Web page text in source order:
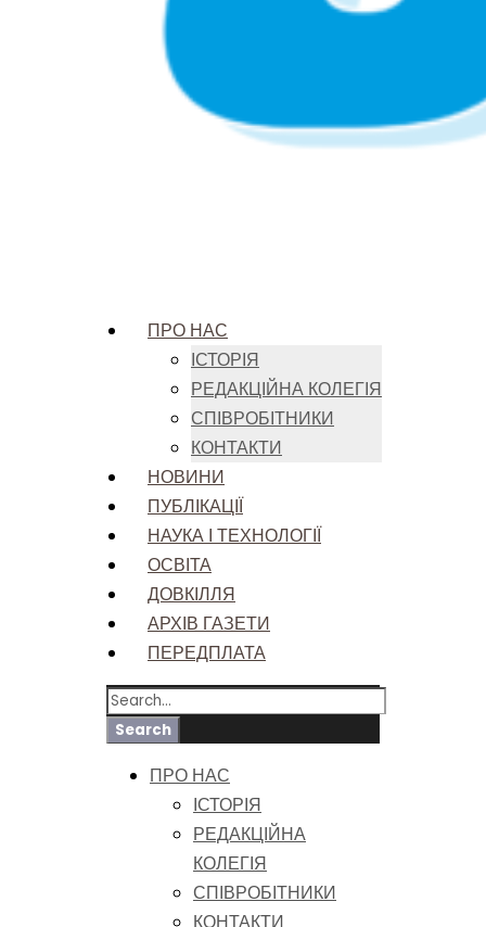
ПРО НАС
ІСТОРІЯ
РЕДАКЦІЙНА КОЛЕГІЯ
СПІВРОБІТНИКИ
КОНТАКТИ
НОВИНИ
ПУБЛІКАЦІЇ
НАУКА І ТЕХНОЛОГІЇ
ОСВІТА
ДОВКІЛЛЯ
АРХІВ ГАЗЕТИ
ПЕРЕДПЛАТА
ПРО НАС
ІСТОРІЯ
РЕДАКЦІЙНА
КОЛЕГІЯ
СПІВРОБІТНИКИ